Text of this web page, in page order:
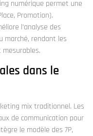
numérique permet une
Promotion).
l’analyse des
marché, rendant les
dans le
mix traditionnel. Les
de communication pour
le modèle des 7P,